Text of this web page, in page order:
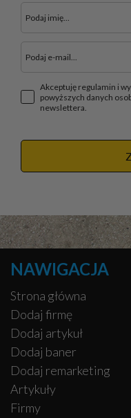
Akceptuję regulamin i
powyższych danych
newslettera.
NAWIGACJA
Strona główna
Dodaj firmę
Dodaj artykuł
Dodaj baner
Dodaj remarketing
Artykuły
Firmy